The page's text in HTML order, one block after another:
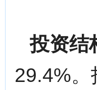
投资结
29.4%。